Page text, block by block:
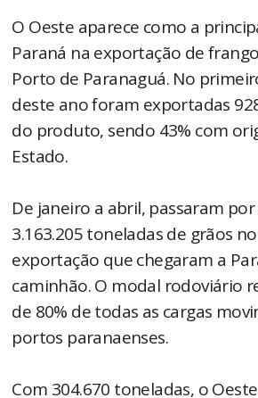
O Oeste aparece como a
Paraná na exportação de
Porto de Paranaguá. No
deste ano foram exportadas
do produto, sendo 43% com
Estado.
De janeiro a abril, passaram por
3.163.205 toneladas de grãos
exportação que chegaram a
caminhão. O modal rodoviário
de 80% de todas as cargas
portos paranaenses.
Com 304.670 toneladas, o